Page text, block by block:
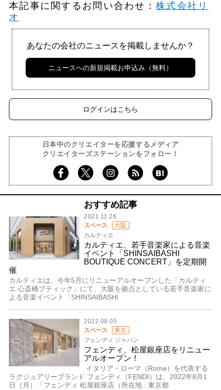
本記事に関するお問い合わせ：株式会社リ
オ
あなたの会社のニュースを掲載しませんか？
ニュースへの新規掲載お申込み（無料）
ログインはこちら
日本中のクリエイターを応援するメディア
クリエイターズステーションをフォロー！
おすすめ記事
2021.11.26
スペース
大阪
カルティエ
カルティエ、若手音楽家による音楽
イベント「SHINSAIBASHI
BOUTIQUE CONCERT」を定期開
催
カルティエは、今年5月にリニューアルオープンした「カルティ
エ 心斎橋ブティック」にて、大阪を拠点としている若手音楽家に
よる音楽イベント「SHINSAIBASHI
2022.08.05
スペース
東京
フェンディ ジャパン
フェンディ、松屋銀座店をリニュー
アルオープン！
イタリア・ローマ（Rome）を代表する
ラグジュアリーブランド フェンディ（FENDI）は、2022年8月1
日（月）「フェンディ 松屋銀座店（所在地 : 東京都